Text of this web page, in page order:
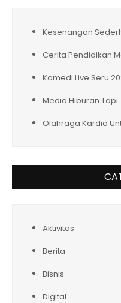
Kesenangan
Cerita Pendidikan
Komedi Live Seru
Media Hiburan
Olahraga Kardio
Aktivitas
Berita
Bisnis
Digital